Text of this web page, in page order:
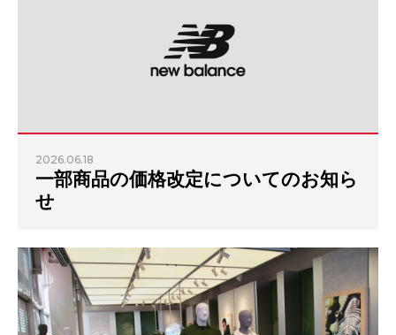
2026.06.18
一部商品の価格改定についてのお知ら
せ